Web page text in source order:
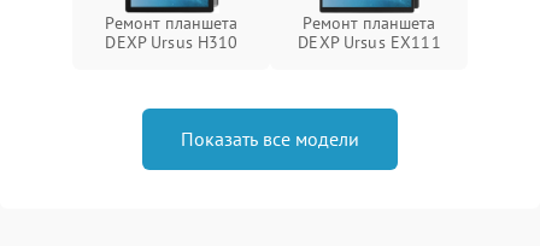
Ремонт планшета
DEXP Ursus H310
Ремонт планшета
DEXP Ursus EX111
Показать все модели